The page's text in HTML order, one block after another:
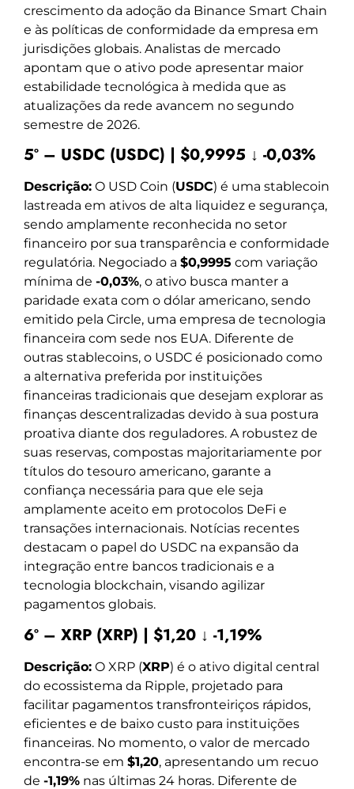
crescimento da adoção da Binance Smart Chain
e às políticas de conformidade da empresa em
jurisdições globais. Analistas de mercado
apontam que o ativo pode apresentar maior
estabilidade tecnológica à medida que as
atualizações da rede avancem no segundo
semestre de 2026.
5º – USDC (USDC) | $0,9995 ↓ -0,03%
Descrição: O USD Coin (USDC) é uma stablecoin
lastreada em ativos de alta liquidez e segurança,
sendo amplamente reconhecida no setor
financeiro por sua transparência e conformidade
regulatória. Negociado a $0,9995 com variação
mínima de -0,03%, o ativo busca manter a
paridade exata com o dólar americano, sendo
emitido pela Circle, uma empresa de tecnologia
financeira com sede nos EUA. Diferente de
outras stablecoins, o USDC é posicionado como
a alternativa preferida por instituições
financeiras tradicionais que desejam explorar as
finanças descentralizadas devido à sua postura
proativa diante dos reguladores. A robustez de
suas reservas, compostas majoritariamente por
títulos do tesouro americano, garante a
confiança necessária para que ele seja
amplamente aceito em protocolos DeFi e
transações internacionais. Notícias recentes
destacam o papel do USDC na expansão da
integração entre bancos tradicionais e a
tecnologia blockchain, visando agilizar
pagamentos globais.
6º – XRP (XRP) | $1,20 ↓ -1,19%
Descrição: O XRP (XRP) é o ativo digital central
do ecossistema da Ripple, projetado para
facilitar pagamentos transfronteiriços rápidos,
eficientes e de baixo custo para instituições
financeiras. No momento, o valor de mercado
encontra-se em $1,20, apresentando um recuo
de -1,19% nas últimas 24 horas. Diferente de